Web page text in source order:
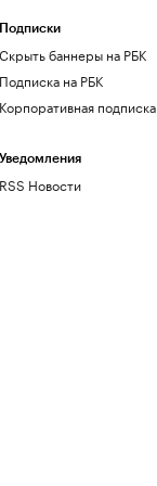
Подписки
Скрыть баннеры на РБК
Подписка на РБК
Корпоративная подписка
Уведомления
RSS Новости